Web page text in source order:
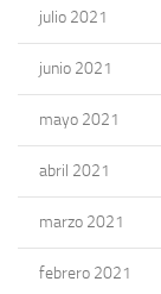
julio 2021
junio 2021
mayo 2021
abril 2021
marzo 2021
febrero 2021